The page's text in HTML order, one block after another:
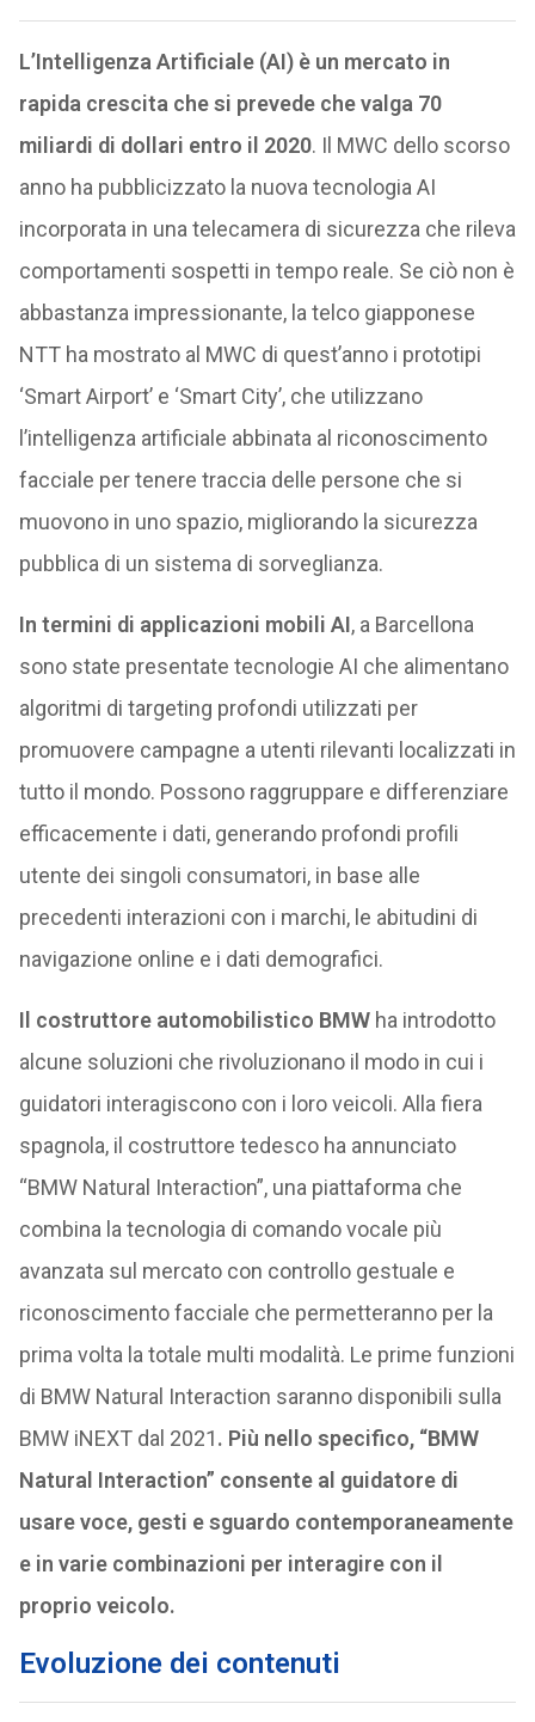
L’Intelligenza Artificiale (AI) è un mercato in
rapida crescita che si prevede che valga 70
miliardi di dollari entro il 2020. Il MWC dello scorso
anno ha pubblicizzato la nuova tecnologia AI
incorporata in una telecamera di sicurezza che rileva
comportamenti sospetti in tempo reale. Se ciò non è
abbastanza impressionante, la telco giapponese
NTT ha mostrato al MWC di quest’anno i prototipi
‘Smart Airport’ e ‘Smart City’, che utilizzano
l’intelligenza artificiale abbinata al riconoscimento
facciale per tenere traccia delle persone che si
muovono in uno spazio, migliorando la sicurezza
pubblica di un sistema di sorveglianza.
In termini di applicazioni mobili AI, a Barcellona
sono state presentate tecnologie AI che alimentano
algoritmi di targeting profondi utilizzati per
promuovere campagne a utenti rilevanti localizzati in
tutto il mondo. Possono raggruppare e differenziare
efficacemente i dati, generando profondi profili
utente dei singoli consumatori, in base alle
precedenti interazioni con i marchi, le abitudini di
navigazione online e i dati demografici.
Il costruttore automobilistico BMWha introdotto
alcune soluzioni che rivoluzionano il modo in cui i
guidatori interagiscono con i loro veicoli. Alla fiera
spagnola, il costruttore tedesco ha annunciato
“BMW Natural Interaction”, una piattaforma che
combina la tecnologia di comando vocale più
avanzata sul mercato con controllo gestuale e
riconoscimento facciale che permetteranno per la
prima volta la totale multi modalità. Le prime funzioni
di BMW Natural Interaction saranno disponibili sulla
BMW iNEXT dal 2021. Più nello specifico, “BMW
Natural Interaction” consente al guidatore di
usare voce, gesti e sguardo contemporaneamente
e in varie combinazioni per interagire con il
proprio veicolo.
Evoluzione dei contenuti